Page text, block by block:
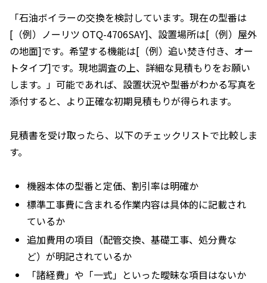
「石油ボイラーの交換を検討しています。現在の型番は
[（例）ノーリツ OTQ-4706SAY]、設置場所は[（例）屋外
の地面]です。希望する機能は[（例）追い焚き付き、オー
トタイプ]です。現地調査の上、詳細な見積もりをお願い
します。」可能であれば、設置状況や型番がわかる写真を
添付すると、より正確な初期見積もりが得られます。
見積書を受け取ったら、以下のチェックリストで比較しま
す。
機器本体の型番と定価、割引率は明確か
標準工事費に含まれる作業内容は具体的に記載され
ているか
追加費用の項目（配管交換、基礎工事、処分費な
ど）が明記されているか
「諸経費」や「一式」といった曖昧な項目はないか